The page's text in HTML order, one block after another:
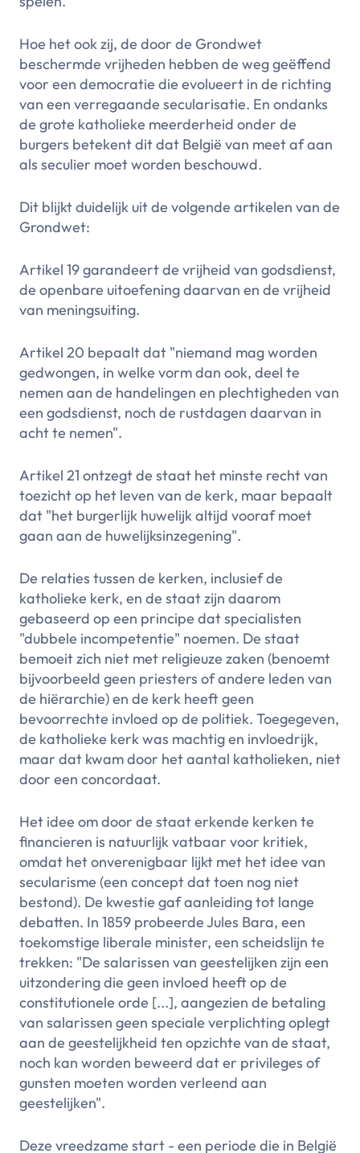
Hoe het ook zij, de door de Grondwet
beschermde vrijheden hebben de weg geëffend
voor een democratie die evolueert in de richting
van een verregaande secularisatie. En ondanks
de grote katholieke meerderheid onder de
burgers betekent dit dat België van meet af aan
als seculier moet worden beschouwd.
Dit blijkt duidelijk uit de volgende artikelen van de
Grondwet:
Artikel 19 garandeert de vrijheid van godsdienst,
de openbare uitoefening daarvan en de vrijheid
van meningsuiting.
Artikel 20 bepaalt dat "niemand mag worden
gedwongen, in welke vorm dan ook, deel te
nemen aan de handelingen en plechtigheden van
een godsdienst, noch de rustdagen daarvan in
acht te nemen".
Artikel 21 ontzegt de staat het minste recht van
toezicht op het leven van de kerk, maar bepaalt
dat "het burgerlijk huwelijk altijd vooraf moet
gaan aan de huwelijksinzegening".
De relaties tussen de kerken, inclusief de
katholieke kerk, en de staat zijn daarom
gebaseerd op een principe dat specialisten
"dubbele incompetentie" noemen. De staat
bemoeit zich niet met religieuze zaken (benoemt
bijvoorbeeld geen priesters of andere leden van
de hiërarchie) en de kerk heeft geen
bevoorrechte invloed op de politiek. Toegegeven,
de katholieke kerk was machtig en invloedrijk,
maar dat kwam door het aantal katholieken, niet
door een concordaat.
Het idee om door de staat erkende kerken te
financieren is natuurlijk vatbaar voor kritiek,
omdat het onverenigbaar lijkt met het idee van
secularisme (een concept dat toen nog niet
bestond). De kwestie gaf aanleiding tot lange
debatten. In 1859 probeerde Jules Bara, een
toekomstige liberale minister, een scheidslijn te
trekken: "De salarissen van geestelijken zijn een
uitzondering die geen invloed heeft op de
constitutionele orde [...], aangezien de betaling
van salarissen geen speciale verplichting oplegt
aan de geestelijkheid ten opzichte van de staat,
noch kan worden beweerd dat er privileges of
gunsten moeten worden verleend aan
geestelijken".
Deze vreedzame start - een periode die in België